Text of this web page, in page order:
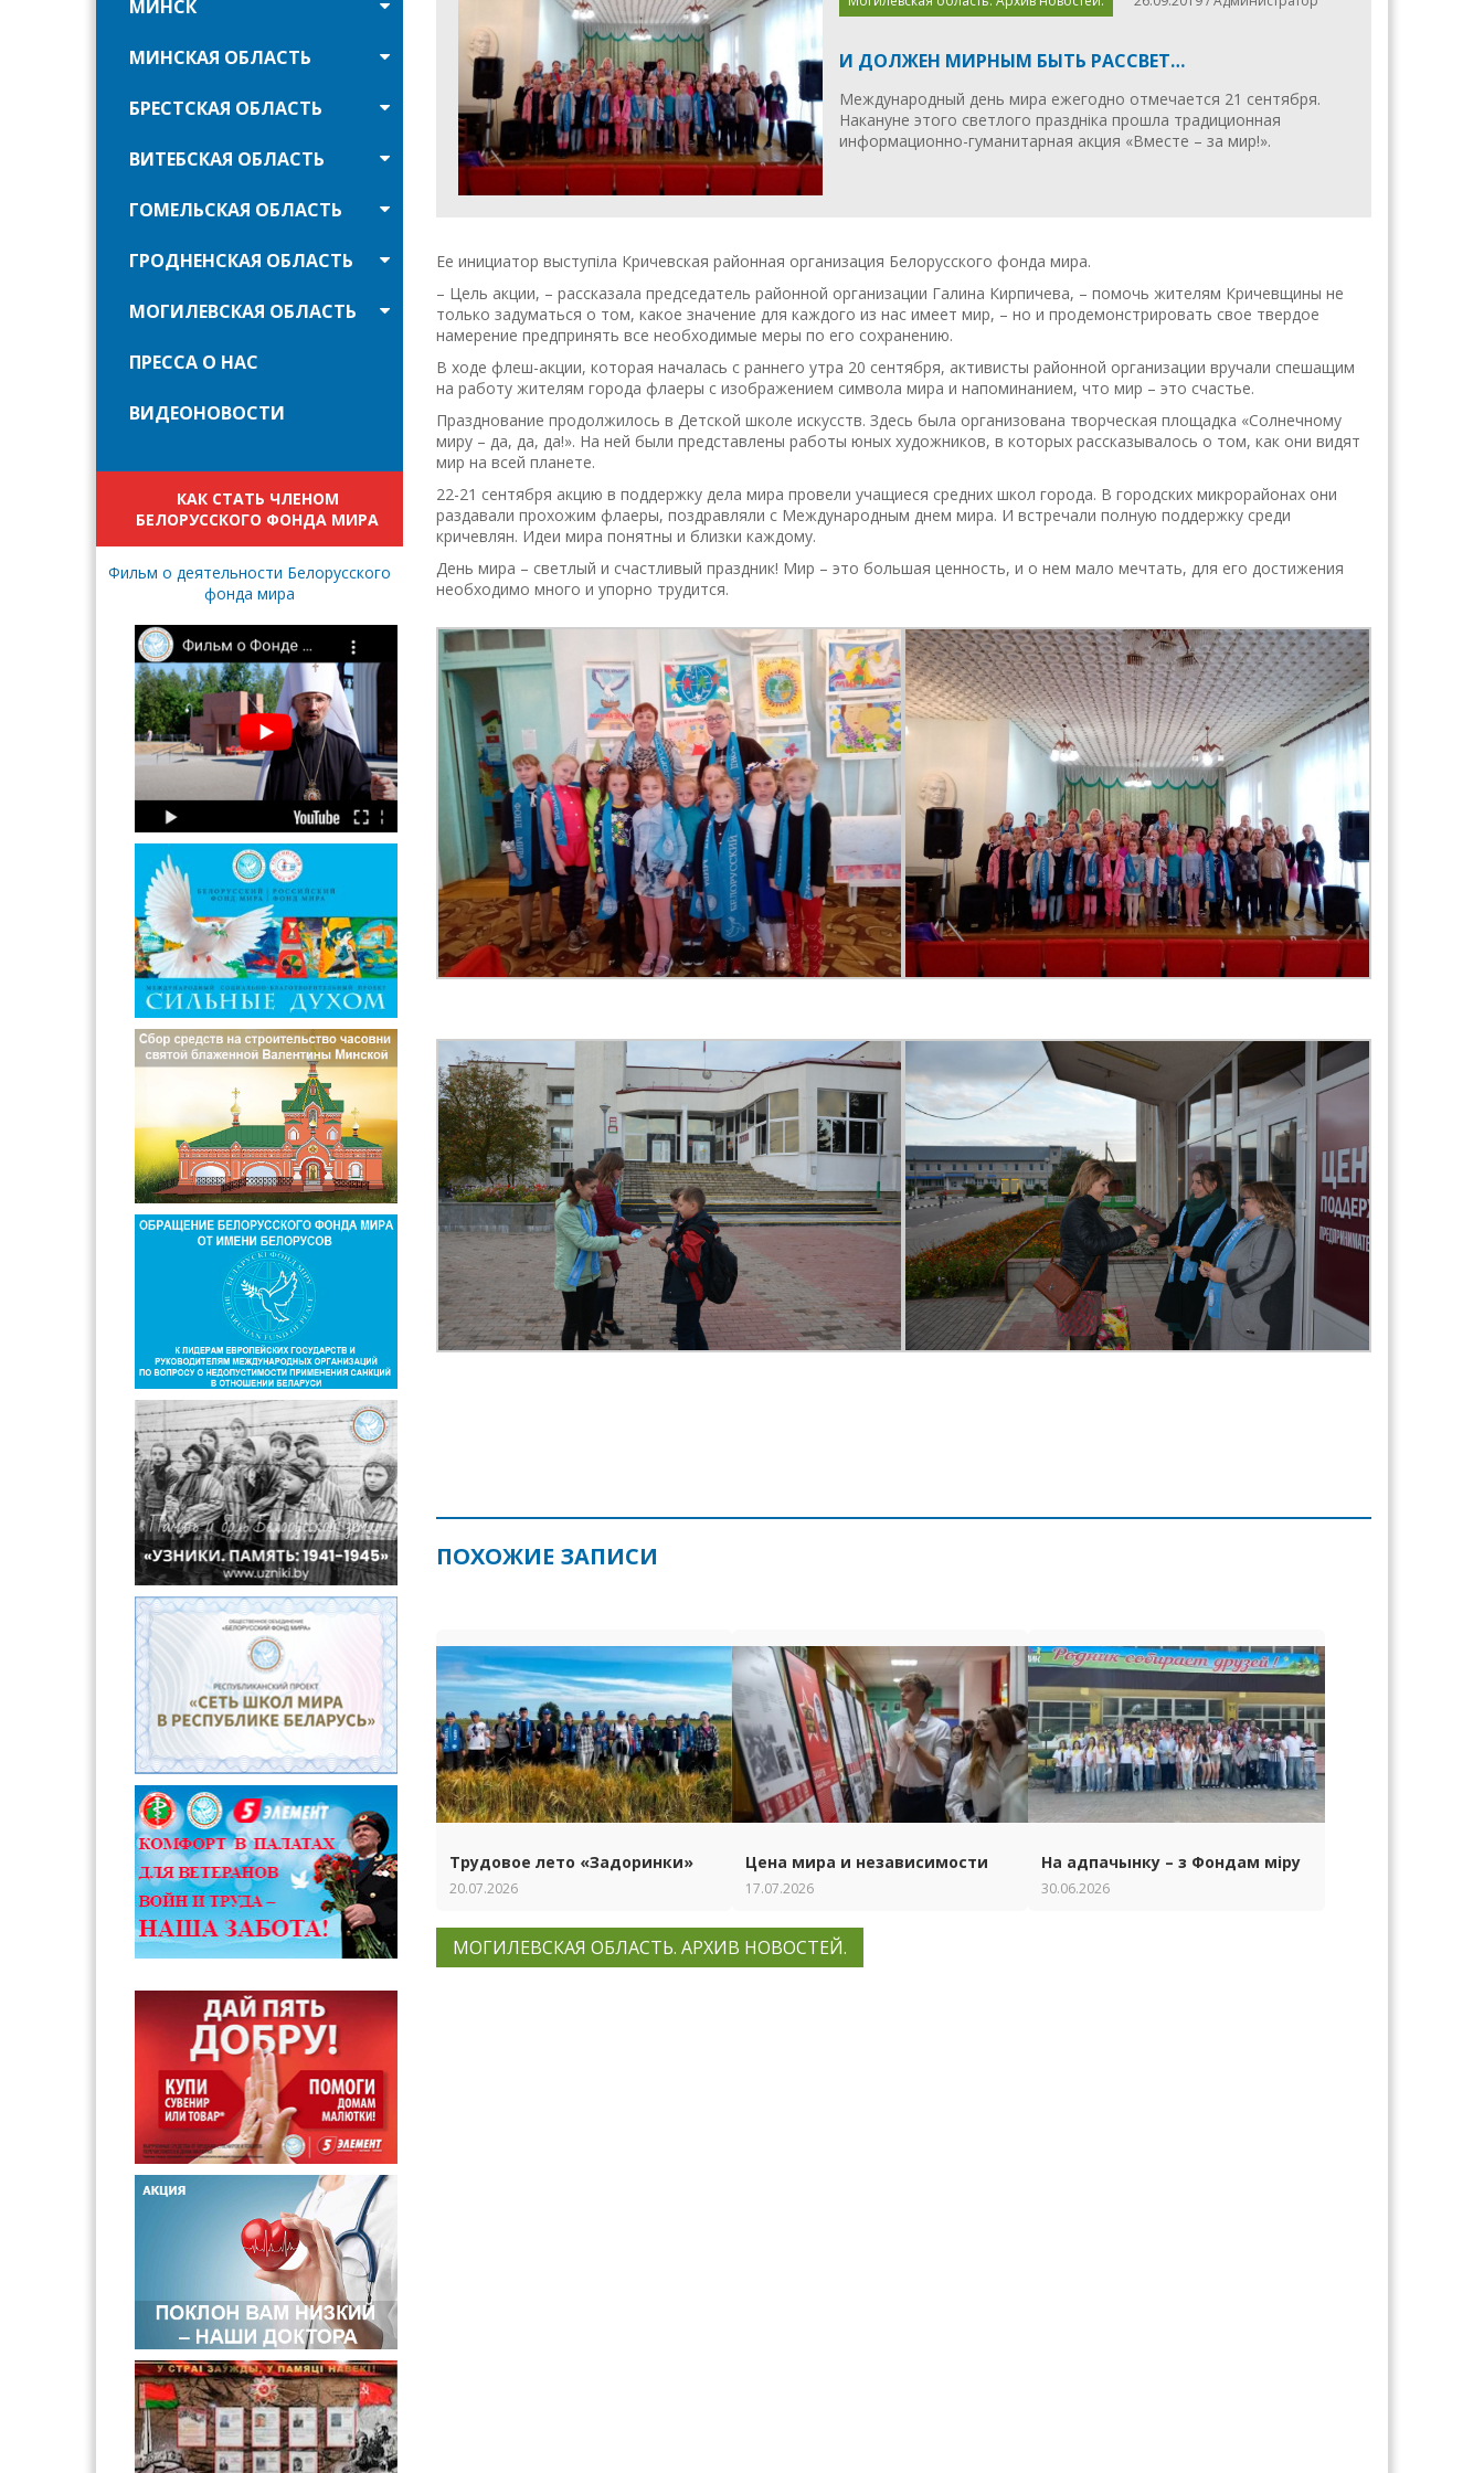
МИНСК
МИНСКАЯ ОБЛАСТЬ
БРЕСТСКАЯ ОБЛАСТЬ
ВИТЕБСКАЯ ОБЛАСТЬ
ГОМЕЛЬСКАЯ ОБЛАСТЬ
ГРОДНЕНСКАЯ ОБЛАСТЬ
МОГИЛЕВСКАЯ ОБЛАСТЬ
ПРЕССА О НАС
ВИДЕОНОВОСТИ
КАК СТАТЬ ЧЛЕНОМ
БЕЛОРУССКОГО ФОНДА МИРА
Фильм о деятельности Белорусского
фонда мира
И ДОЛЖЕН МИРНЫМ БЫТЬ РАССВЕТ…
Международный день мира ежегодно отмечается 21 сентября.
Накануне этого светлого праздніка прошла традиционная
информационно-гуманитарная акция «Вместе – за мир!».
Ее инициатор выступіла Кричевская районная организация Белорусского фонда мира.
– Цель акции, – рассказала председатель районной организации Галина Кирпичева, – помочь жителям Кричевщины не
только задуматься о том, какое значение для каждого из нас имеет мир, – но и продемонстрировать свое твердое
намерение предпринять все необходимые меры по его сохранению.
В ходе флеш-акции, которая началась с раннего утра 20 сентября, активисты районной организации вручали спешащим
на работу жителям города флаеры с изображением символа мира и напоминанием, что мир – это счастье.
Празднование продолжилось в Детской школе искусств. Здесь была организована творческая площадка «Солнечному
миру – да, да, да!». На ней были представлены работы юных художников, в которых рассказывалось о том, как они видят
мир на всей планете.
22-21 сентября акцию в поддержку дела мира провели учащиеся средних школ города. В городских микрорайонах они
раздавали прохожим флаеры, поздравляли с Международным днем мира. И встречали полную поддержку среди
кричевлян. Идеи мира понятны и близки каждому.
День мира – светлый и счастливый праздник! Мир – это большая ценность, и о нем мало мечтать, для его достижения
необходимо много и упорно трудится.
ПОХОЖИЕ ЗАПИСИ
Трудовое лето «Задоринки»
20.07.2026
Цена мира и независимости
17.07.2026
На адпачынку – з Фондам міру
30.06.2026
МОГИЛЕВСКАЯ ОБЛАСТЬ. АРХИВ НОВОСТЕЙ.